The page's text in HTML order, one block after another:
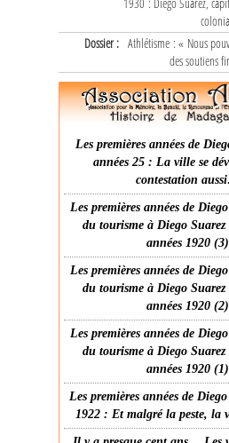
Dossier : Athlétisme : « Nous
des soutiens
Les premières années de
années 25 : La ville se
contestation
Les premières années de
du tourisme à Diego Suarez
années 1920 (3)
Les premières années de
du tourisme à Diego Suarez
années 1920 (2)
Les premières années de
du tourisme à Diego Suarez
années 1920 (1)
Les premières années de
1922 : Et malgré la peste, la